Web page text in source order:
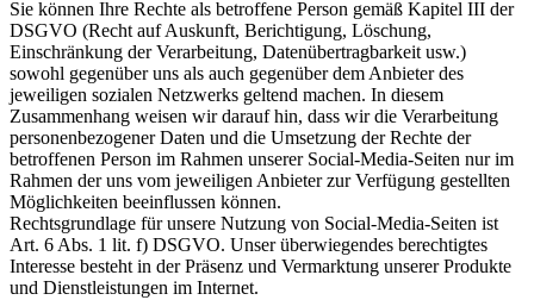
Sie können Ihre Rechte als betroffene Person gemäß Kapitel III der
DSGVO (Recht auf Auskunft, Berichtigung, Löschung,
Einschränkung der Verarbeitung, Datenübertragbarkeit usw.)
sowohl gegenüber uns als auch gegenüber dem Anbieter des
jeweiligen sozialen Netzwerks geltend machen. In diesem
Zusammenhang weisen wir darauf hin, dass wir die Verarbeitung
personenbezogener Daten und die Umsetzung der Rechte der
betroffenen Person im Rahmen unserer Social-Media-Seiten nur im
Rahmen der uns vom jeweiligen Anbieter zur Verfügung gestellten
Möglichkeiten beeinflussen können.
Rechtsgrundlage für unsere Nutzung von Social-Media-Seiten ist
Art. 6 Abs. 1 lit. f) DSGVO. Unser überwiegendes berechtigtes
Interesse besteht in der Präsenz und Vermarktung unserer Produkte
und Dienstleistungen im Internet.